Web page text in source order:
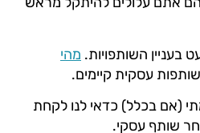
השותפויות. מהי
שותפות עסקית קיימים.
(אם בכלל) כדאי לנו לקחת
שותף עסקי.